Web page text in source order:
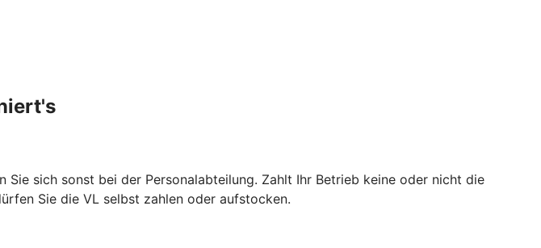
sich sonst bei der Personalabteilung. Zahlt Ihr Betrieb keine oder nicht die
Sie die VL selbst zahlen oder aufstocken.